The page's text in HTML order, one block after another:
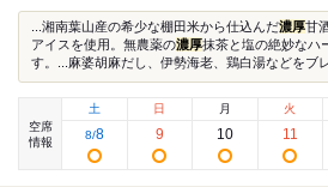
...湘南葉山産の希少な棚田米から仕込んだ濃厚甘
アイスを使用。無農薬の濃厚抹茶と塩の絶妙なハ
す。...麻婆胡麻だし、伊勢海老、鶏白湯などをブ
空席
情報
土
8/8
日
9
月
10
火
11